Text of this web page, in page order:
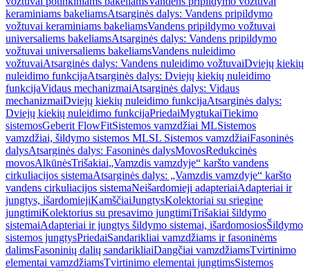
keraminiams bakeliamsAtsarginės dalys: Vandens pripildymo
vožtuvai keraminiams bakeliamsVandens pripildymo vožtuvai
universaliems bakeliamsAtsarginės dalys: Vandens pripildymo
vožtuvai universaliems bakeliamsVandens nuleidimo
vožtuvaiAtsarginės dalys: Vandens nuleidimo vožtuvaiDviejų kiekių
nuleidimo funkcijaAtsarginės dalys: Dviejų kiekių nuleidimo
funkcijaVidaus mechanizmaiAtsarginės dalys: Vidaus
mechanizmaiDviejų kiekių nuleidimo funkcijaAtsarginės dalys:
Dviejų kiekių nuleidimo funkcijaPriedaiMygtukaiTiekimo
sistemosGeberit FlowFitSistemos vamzdžiai MLSistemos
vamzdžiai, šildymo sistemos MLSL Sistemos vamzdžiaiFasoninės
dalysAtsarginės dalys: Fasoninės dalysMovosRedukcinės
movosAlkūnėsTrišakiai„Vamzdis vamzdyje“ karšto vandens
cirkuliacijos sistemaAtsarginės dalys: „Vamzdis vamzdyje“ karšto
vandens cirkuliacijos sistemaNeišardomieji adapteriaiAdapteriai ir
jungtys, išardomiejiKamščiaiJungtysKolektoriai su sriegine
jungtimiKolektorius su presavimo jungtimiTrišakiai šildymo
sistemaiAdapteriai ir jungtys šildymo sistemai, išardomosiosŠildymo
sistemos jungtysPriedaiSandarikliai vamzdžiams ir fasoninėms
dalimsFasoninių dalių sandarikliaiDangčiai vamzdžiamsTvirtinimo
elementai vamzdžiamsTvirtinimo elementai jungtimsSistemos